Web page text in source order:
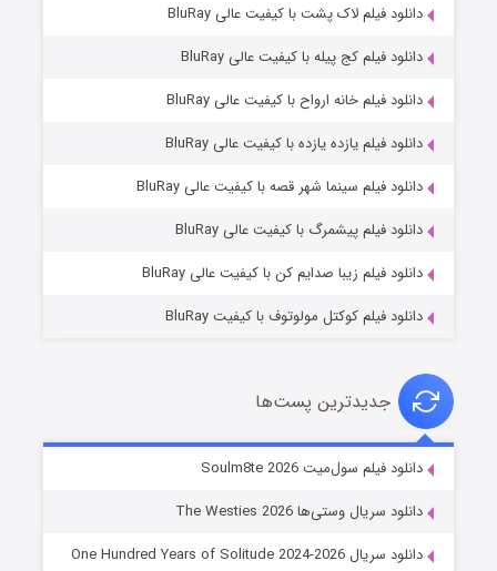
خاندان اژدها فصل ۳
دانلود فیلم لاک پشت با کیفیت عالی BluRay
دانلود فیلم کج‌ پیله با کیفیت عالی BluRay
دانلود فیلم خانه ارواح با کیفیت عالی BluRay
دانلود فیلم یازده یازده با کیفیت عالی BluRay
دانلود فیلم سینما شهر قصه با کیفیت عالی BluRay
دانلود فیلم پیشمرگ با کیفیت عالی BluRay
دانلود فیلم زیبا صدایم کن با کیفیت عالی BluRay
دانلود فیلم کوکتل مولوتوف با کیفیت BluRay
جدیدترین پست‌ها
دانلود فیلم سول‌میت Soulm8te 2026
دانلود سریال وستی‌ها The Westies 2026
دانلود سریال One Hundred Years of Solitude 2024-2026